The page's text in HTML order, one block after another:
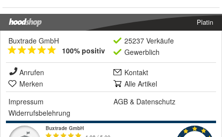
Platin
Buxtrade GmbH
100% positiv
25237 Verkäufe
Gewerblich
Anrufen
Kontakt
Merken
Alle Artikel
Impressum
AGB & Datenschutz
Widerrufsbelehrung